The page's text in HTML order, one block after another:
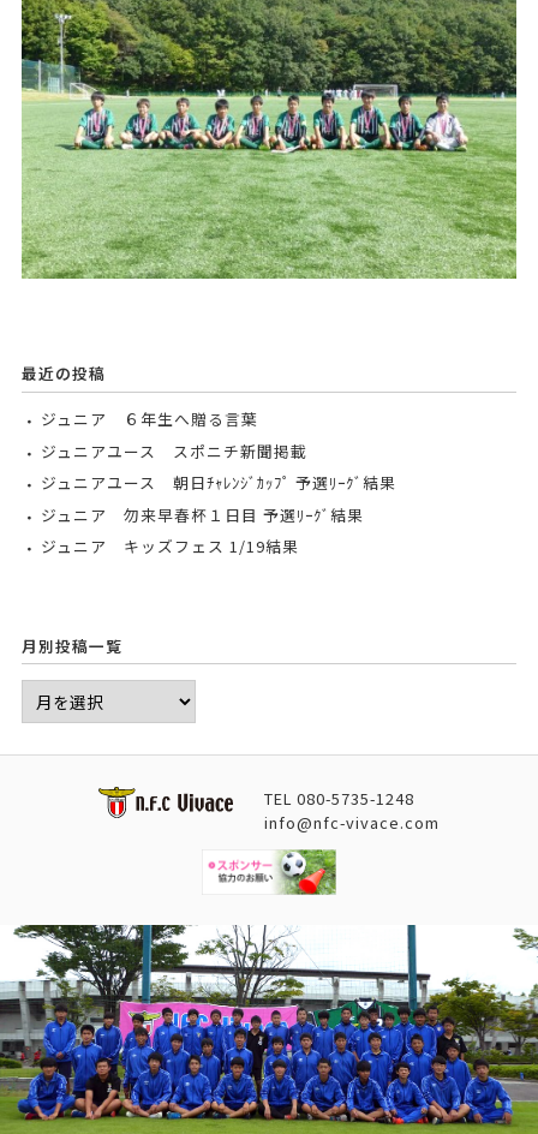
最近の投稿
ジュニア ６年生へ贈る言葉
ジュニアユース スポニチ新聞掲載
ジュニアユース 朝日ﾁｬﾚﾝｼﾞｶｯﾌﾟ 予選ﾘｰｸﾞ結果
ジュニア 勿来早春杯１日目 予選ﾘｰｸﾞ結果
ジュニア キッズフェス 1/19結果
月別投稿一覧
TEL 080-5735-1248
info@nfc-vivace.com